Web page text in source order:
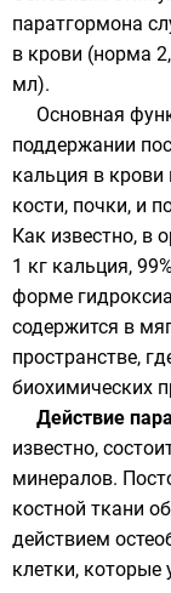
паратгормона
в крови (норма
мл).
Основная
поддержании
кальция в
кости, почки, и
Как известно, в
1 кг кальция,
форме
содержится в
пространстве,
биохимических
Действие
известно,
минералов.
костной ткани
действием
клетки, которые